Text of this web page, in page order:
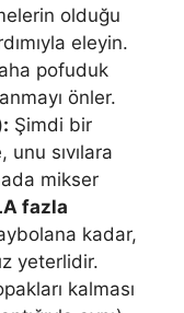
olduğu
eleyin.
pofuduk
önler.
Şimdi bir
unu sıvılara
mikser
fazla
kadar,
yeterlidir.
kalması